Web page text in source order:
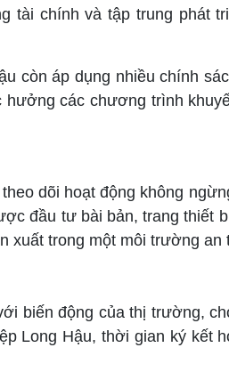
chính và tập trung phát
còn áp dụng nhiều chính
các chương trình
dõi hoạt động không
đầu tư bài bản, trang thiết
xuất trong một môi trường an
biến động của thị trường,
Long Hậu, thời gian ký kết